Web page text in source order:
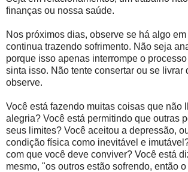
finanças ou nossa saúde.
Nos próximos dias, observe se há algo
continua trazendo sofrimento. Não seja
porque isso apenas interrompe o
sinta isso. Não tente consertar ou se livrar
observe.
Você está fazendo muitas coisas que não
alegria? Você está permitindo que outras
seus limites? Você aceitou a depressão,
condição física como inevitável e
com que você deve conviver? Você está
mesmo, "os outros estão sofrendo, então